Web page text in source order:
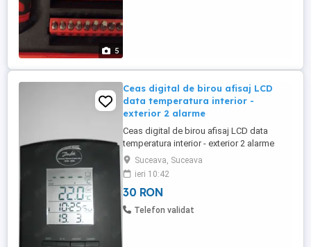
5
Ceas digital de birou afisaj LCD
data temperatura interior -
exterior 2 alarme
Ceas digital de birou afisaj LCD data
temperatura interior - exterior 2 alarme
Nota: Nu am senzorul pentru temperatura
exterior! Ceas digital Danfoss Werner
Kuster AG Alimentare 2 baterii AA Afisaj
LCD 4 linii Dimensiuni: 14,5 x 10,5 x 1.5 cm
Functii: ceas, data, temperatura interior
Suceava, Suceava
ieri 10:42
30 RON
Telefon validat